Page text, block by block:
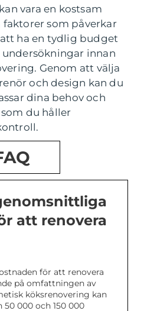
vara en kostsam
som påverkar
ha en tydlig budget
innan
Genom att välja
och design kan du
dina behov och
du håller
att renovera
för att renovera
på omfattningen av
köksrenovering kan
000 och 150 000